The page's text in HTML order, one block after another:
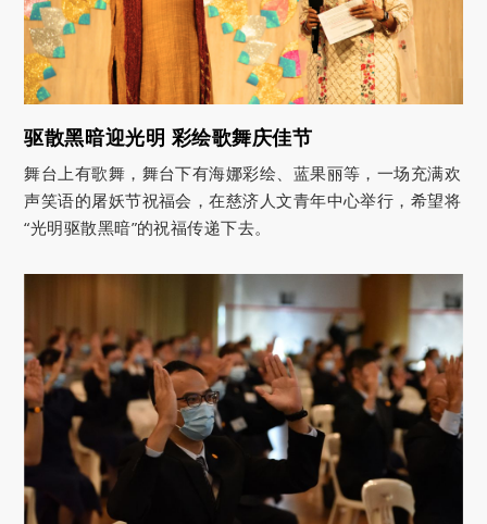
驱散黑暗迎光明 彩绘歌舞庆佳节
舞台上有歌舞，舞台下有海娜彩绘、蓝果丽等，一场充满欢
声笑语的屠妖节祝福会，在慈济人文青年中心举行，希望将
“光明驱散黑暗”的祝福传递下去。